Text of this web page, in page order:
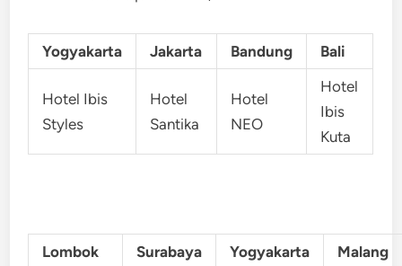
Yogyakarta Jakarta Bandung Bali
Hotel Ibis
Styles
Hotel
Santika
Hotel
NEO
Hotel
Ibis
Kuta
Lombok Surabaya Yogyakarta Malang